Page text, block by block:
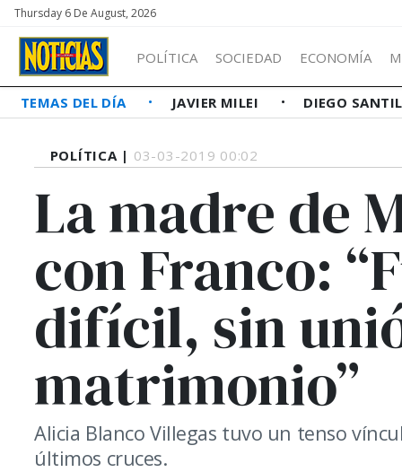
Thursday 6 De August, 2026
POLÍTICA SOCIEDAD ECONOMÍA
TEMAS DEL DÍA JAVIER MILEI DIEGO
POLÍTICA | 03-03-2019 00:02
La madre de
con Franco:
difícil, sin
matrimonio”
Alicia Blanco Villegas tuvo un tenso
últimos cruces.